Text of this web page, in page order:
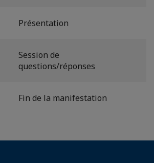
Présentation
Session de
questions/réponses
Fin de la manifestation